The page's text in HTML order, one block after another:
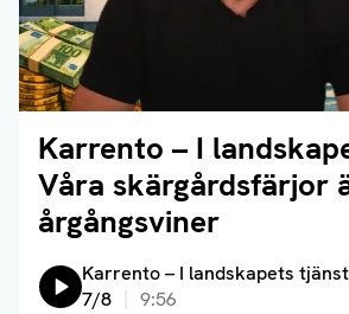
Karrento – I
Våra skärgårdsfärjor
årgångsviner
Läs artikel
Lyssna på:
Karrento – I landskapets
7/8
9:56